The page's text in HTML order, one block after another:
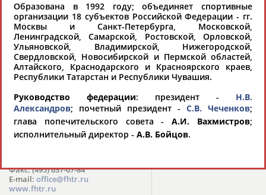
Результаты поиска: 1 организаций
100 последних изменений
Федерация хоккея на траве
119992, г. Москва, Лужнецкая наб.,
​119270, Москва, ул.
Хамовнический Вал, дом 2, ОПС
№270 а/я 45 (для почтовых
Факс: (495) 637-07-84
E-mail: office@fhtr.ru
www.fhtr.ru
Образована в 1992 году; объединяет спортивные
организации 18 субъектов Российской Федерации - гг.
Москвы и Санкт-Петербурга, Московской,
Ленинградской, Самарской, Ростовской, Орловской,
Ульяновской, Владимирской, Нижегородской,
Свердловской, Новосибирской и Пермской областей,
Алтайского, Краснодарского и Красноярского краев,
Республики Татарстан и Республики Чувашия.
Руководство федерации: президент - Н.В.
Александров; почетный президент - С.В. Чеченков;
глава попечительского совета -А.И. Вахмистров;
исполнительный директор - А.В. Бойцов.